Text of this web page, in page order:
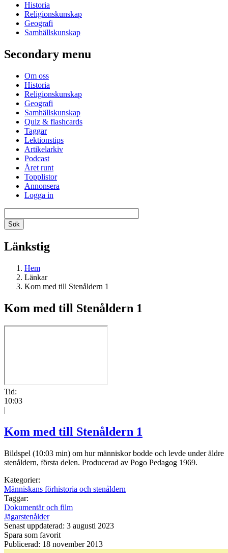
Historia
Religionskunskap
Geografi
Samhällskunskap
Secondary menu
Om oss
Historia
Religionskunskap
Geografi
Samhällskunskap
Quiz & flashcards
Taggar
Lektionstips
Artikelarkiv
Podcast
Året runt
Topplistor
Annonsera
Logga in
Länkstig
Hem
Länkar
Kom med till Stenåldern 1
Kom med till Stenåldern 1
Tid:
10:03
|
Kom med till Stenåldern 1
Bildspel (10:03 min) om hur människor bodde och levde under äldre
stenåldern, första delen. Producerad av Pogo Pedagog 1969.
Kategorier:
Människans förhistoria och stenåldern
Taggar:
Dokumentär och film
Jägarstenålder
Senast uppdaterad: 3 augusti 2023
Spara som favorit
Publicerad: 18 november 2013